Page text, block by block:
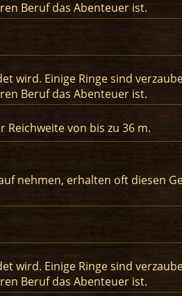
Beruf das Abenteuer ist.
wird. Einige Ringe sind
Beruf das Abenteuer ist.
von bis zu 36 m.
nehmen, erhalten oft diesen
wird. Einige Ringe sind
Beruf das Abenteuer ist.